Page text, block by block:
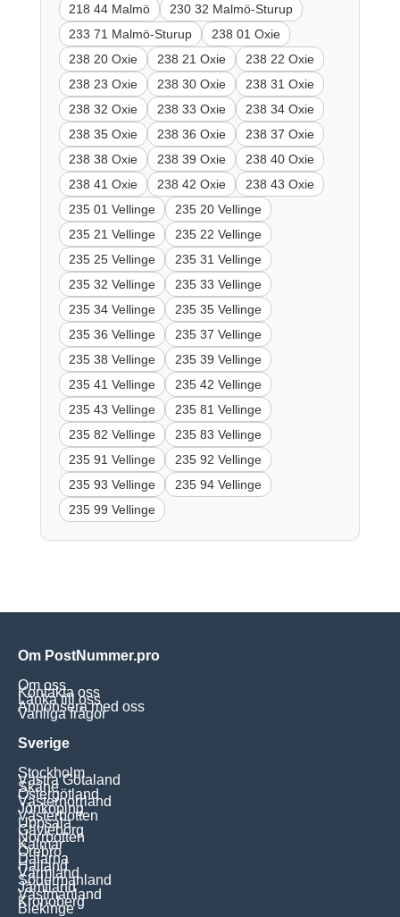
218 44 Malmö
230 32 Malmö-Sturup
233 71 Malmö-Sturup
238 01 Oxie
238 20 Oxie
238 21 Oxie
238 22 Oxie
238 23 Oxie
238 30 Oxie
238 31 Oxie
238 32 Oxie
238 33 Oxie
238 34 Oxie
238 35 Oxie
238 36 Oxie
238 37 Oxie
238 38 Oxie
238 39 Oxie
238 40 Oxie
238 41 Oxie
238 42 Oxie
238 43 Oxie
235 01 Vellinge
235 20 Vellinge
235 21 Vellinge
235 22 Vellinge
235 25 Vellinge
235 31 Vellinge
235 32 Vellinge
235 33 Vellinge
235 34 Vellinge
235 35 Vellinge
235 36 Vellinge
235 37 Vellinge
235 38 Vellinge
235 39 Vellinge
235 41 Vellinge
235 42 Vellinge
235 43 Vellinge
235 81 Vellinge
235 82 Vellinge
235 83 Vellinge
235 91 Vellinge
235 92 Vellinge
235 93 Vellinge
235 94 Vellinge
235 99 Vellinge
Om PostNummer.pro
Om oss
Kontakta oss
Länka till oss
Annonsera med oss
Vanliga frågor
Sverige
Stockholm
Västra Götaland
Skåne
Östergötland
Västernorrland
Jönköping
Västerbotten
Uppsala
Gävleborg
Norrbotten
Kalmar
Örebro
Dalarna
Halland
Värmland
Södermanland
Jämtland
Västmanland
Kronoberg
Blekinge